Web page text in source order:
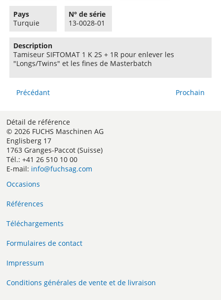
Pays
Turquie
N° de série
13-0028-01
Description
Tamiseur SIFTOMAT 1 K 2S + 1R pour enlever les
"Longs/Twins" et les fines de Masterbatch
Précédant Prochain
Détail de référence
© 2026 FUCHS Maschinen AG
Englisberg 17
1763 Granges-Paccot (Suisse)
Tél.: +41 26 510 10 00
E-mail: info@fuchsag.com
Occasions
Références
Téléchargements
Formulaires de contact
Impressum
Conditions générales de vente et de livraison